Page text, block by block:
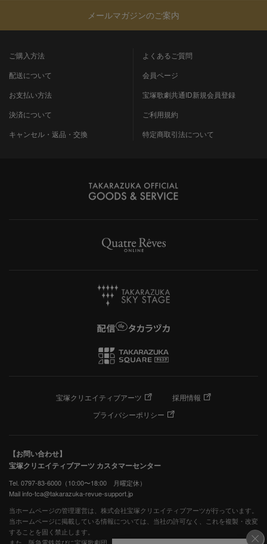
メールマガジンのご案内
ご購入方法
配送について
お支払い方法
決済について
キャンセル・返品・交換
よくあるご質問
会員ページ
宝塚歌劇共通ID新規会員登録
ご利用規約
特定商取引法について
宝塚クリエイティブアーツ
採用情報
プライバシーポリシー
【お問い合わせ】
宝塚クリエイティブアーツ カスタマーセンター
Tel. 0797-83-6000（10:00〜18:00 月曜定休）
Mail info-tca@takarazuka-revue-support.jp
当ホームページの管理運営は、株式会社宝塚クリエイティブアーツが行っています。
当ホームページに掲載している情報については、当社の許可なく、これを複製・改変
することを固く禁止します。